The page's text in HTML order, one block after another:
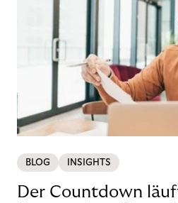
BLOG INSIGHTS
Der Countdown